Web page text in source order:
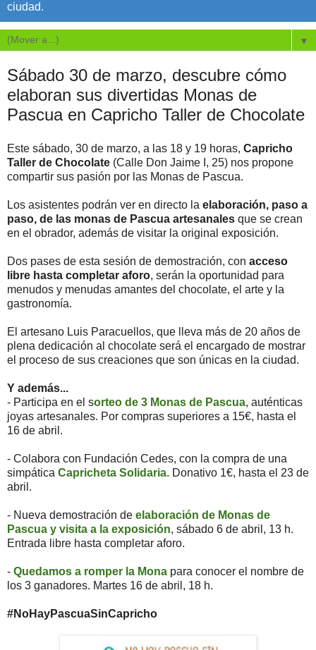
ciudad.
▼
Sábado 30 de marzo, descubre cómo
elaboran sus divertidas Monas de
Pascua en Capricho Taller de Chocolate
Este sábado, 30 de marzo, a las 18 y 19 horas, Capricho
Taller de Chocolate (Calle Don Jaime I, 25) nos propone
compartir sus pasión por las Monas de Pascua.
Los asistentes podrán ver en directo la elaboración, paso a
paso, de las monas de Pascua artesanales que se crean
en el obrador, además de visitar la original exposición.
Dos pases de esta sesión de demostración, con acceso
libre hasta completar aforo, serán la oportunidad para
menudos y menudas amantes del chocolate, el arte y la
gastronomía.
El artesano Luis Paracuellos, que lleva más de 20 años de
plena dedicación al chocolate será el encargado de mostrar
el proceso de sus creaciones que son únicas en la ciudad.
Y además...
- Participa en el sorteo de 3 Monas de Pascua, auténticas
joyas artesanales. Por compras superiores a 15€, hasta el
16 de abril.
- Colabora con Fundación Cedes, con la compra de una
simpática Capricheta Solidaria. Donativo 1€, hasta el 23 de
abril.
- Nueva demostración de elaboración de Monas de
Pascua y visita a la exposición, sábado 6 de abril, 13 h.
Entrada libre hasta completar aforo.
- Quedamos a romper la Mona para conocer el nombre de
los 3 ganadores. Martes 16 de abril, 18 h.
#NoHayPascuaSinCapricho